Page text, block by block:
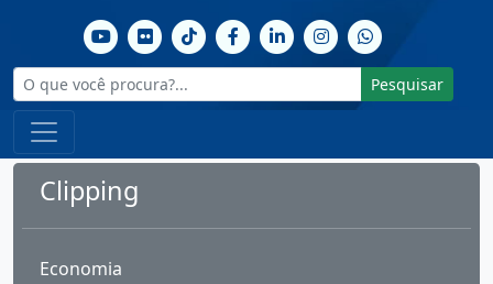
Pesquisar
Clipping
Economia